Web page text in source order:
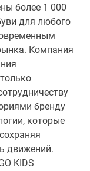
более 1 000
для любого
Компания
бренду
которые
движений.
KIDS